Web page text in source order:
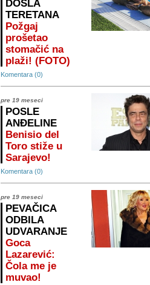
DOŠLA
TERETANA
Požgaj
prošetao
stomačić na
plaži! (FOTO)
Komentara (0)
pre 19 meseci
POSLE
ANĐELINE
Benisio del
Toro stiže u
Sarajevo!
Komentara (0)
pre 19 meseci
PEVAČICA
ODBILA
UDVARANJE
Goca
Lazarević:
Čola me je
muvao!